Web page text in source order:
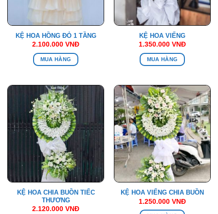
KỆ HOA HỒNG ĐỎ 1 TẦNG
2.100.000 VNĐ
MUA HÀNG
KỆ HOA VIẾNG
1.350.000 VNĐ
MUA HÀNG
KỆ HOA CHIA BUỒN TIẾC
THƯƠNG
2.120.000 VNĐ
KỆ HOA VIẾNG CHIA BUỒN
1.250.000 VNĐ